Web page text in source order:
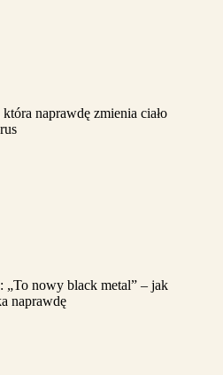
naprawdę zmienia ciało
„To nowy black metal” – jak
naprawdę